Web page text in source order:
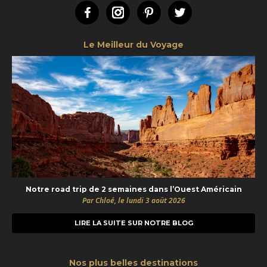
FacebookInstagramPinterestTwitter
Le Meilleur du Voyage
Notre road trip de 2 semaines dans l’Ouest Américain
Par Chloé, le lundi 3 août 2026
LIRE LA SUITE SUR NOTRE BLOG
Nos plus belles destinations